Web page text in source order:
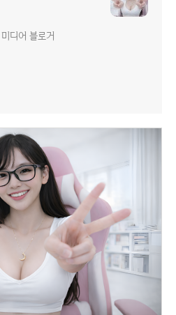
디어 블로거